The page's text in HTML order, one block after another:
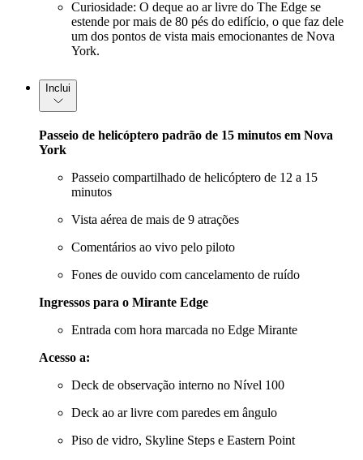
Curiosidade: O deque ao ar livre do The Edge se
estende por mais de 80 pés do edifício, o que faz dele
um dos pontos de vista mais emocionantes de Nova
York.
Inclui
Passeio de helicóptero padrão de 15 minutos em Nova
York
Passeio compartilhado de helicóptero de 12 a 15
minutos
Vista aérea de mais de 9 atrações
Comentários ao vivo pelo piloto
Fones de ouvido com cancelamento de ruído
Ingressos para o Mirante Edge
Entrada com hora marcada no Edge Mirante
Acesso a:
Deck de observação interno no Nível 100
Deck ao ar livre com paredes em ângulo
Piso de vidro, Skyline Steps e Eastern Point